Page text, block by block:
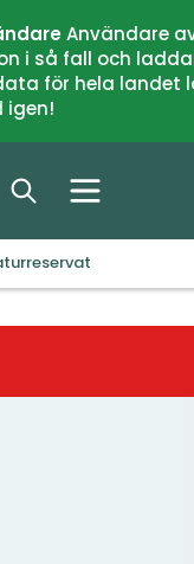
Användare
i så fall och
för hela
igen!